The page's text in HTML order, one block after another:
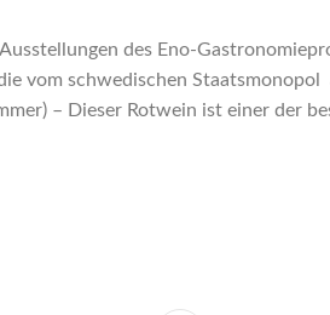
des Eno-
vom schwedischen
– Dieser Rotwein ist einer der